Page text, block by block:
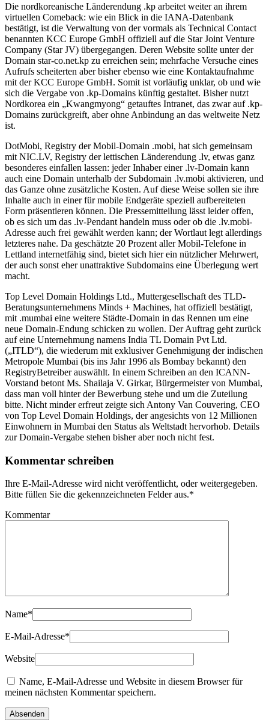
Die nordkoreanische Länderendung .kp arbeitet weiter an ihrem
virtuellen Comeback: wie ein Blick in die IANA-Datenbank
bestätigt, ist die Verwaltung von der vormals als Technical Contact
benannten KCC Europe GmbH offiziell auf die Star Joint Venture
Company (Star JV) übergegangen. Deren Website sollte unter der
Domain star-co.net.kp zu erreichen sein; mehrfache Versuche eines
Aufrufs scheiterten aber bisher ebenso wie eine Kontaktaufnahme
mit der KCC Europe GmbH. Somit ist vorläufig unklar, ob und wie
sich die Vergabe von .kp-Domains künftig gestaltet. Bisher nutzt
Nordkorea ein „Kwangmyong“ getauftes Intranet, das zwar auf .kp-
Domains zurückgreift, aber ohne Anbindung an das weltweite Netz
ist.
DotMobi, Registry der Mobil-Domain .mobi, hat sich gemeinsam
mit NIC.LV, Registry der lettischen Länderendung .lv, etwas ganz
besonderes einfallen lassen: jeder Inhaber einer .lv-Domain kann
auch eine Domain unterhalb der Subdomain .lv.mobi aktivieren, und
das Ganze ohne zusätzliche Kosten. Auf diese Weise sollen sie ihre
Inhalte auch in einer für mobile Endgeräte speziell aufbereiteten
Form präsentieren können. Die Pressemitteilung lässt leider offen,
ob es sich um das .lv-Pendant handeln muss oder ob die .lv.mobi-
Adresse auch frei gewählt werden kann; der Wortlaut legt allerdings
letzteres nahe. Da geschätzte 20 Prozent aller Mobil-Telefone in
Lettland internetfähig sind, bietet sich hier ein nützlicher Mehrwert,
der auch sonst eher unattraktive Subdomains eine Überlegung wert
macht.
Top Level Domain Holdings Ltd., Muttergesellschaft des TLD-
Beratungsunternehmens Minds + Machines, hat offiziell bestätigt,
mit .mumbai eine weitere Städte-Domain in das Rennen um eine
neue Domain-Endung schicken zu wollen. Der Auftrag geht zurück
auf eine Unternehmung namens India TL Domain Pvt Ltd.
(„ITLD“), die wiederum mit exklusiver Genehmigung der indischen
Metropole Mumbai (bis ins Jahr 1996 als Bombay bekannt) den
RegistryBetreiber auswählt. In einem Schreiben an den ICANN-
Vorstand betont Ms. Shailaja V. Girkar, Bürgermeister von Mumbai,
dass man voll hinter der Bewerbung stehe und um die Zuteilung
bitte. Nicht minder erfreut zeigte sich Antony Van Couvering, CEO
von Top Level Domain Holdings, der angesichts von 12 Millionen
Einwohnern in Mumbai den Status als Weltstadt hervorhob. Details
zur Domain-Vergabe stehen bisher aber noch nicht fest.
Kommentar schreiben
Ihre E-Mail-Adresse wird nicht veröffentlicht, oder weitergegeben.
Bitte füllen Sie die gekennzeichneten Felder aus.*
Kommentar
Name*
E-Mail-Adresse*
Website
Name, E-Mail-Adresse und Website in diesem Browser für
meinen nächsten Kommentar speichern.